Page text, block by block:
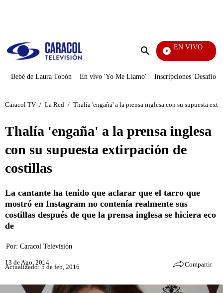
Enviar
EN VIVO
EFÉ
Bebé de Laura Tobón En vivo 'Yo Me Llamo' Inscripciones 'Desafío'
Caracol TV / La Red / Thalía 'engaña' a la prensa inglesa con su supuesta
Thalía 'engaña' a la prensa inglesa
con su supuesta extirpación de
costillas
La cantante ha tenido que aclarar que el tarro que
mostró en Instagram no contenía realmente sus
costillas después de que la prensa inglesa se hiciera eco
de
Por: Caracol Televisión
13 de Ago, 2014
Actualizado: 5 de feb, 2016 Compartir